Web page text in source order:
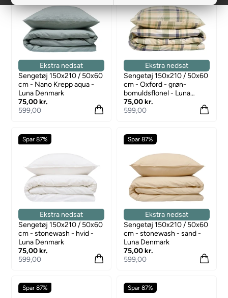
Ekstra nedsat
Sengetøj 150x210 / 50x60
cm - Nano Krepp aqua -
Luna Denmark
75,00 kr.
599,00
Ekstra nedsat
Sengetøj 150x210 / 50x60
cm - Oxford - grøn-
bomuldsflonel - Luna
Denmark
75,00 kr.
599,00
Spar 87%
Ekstra nedsat
Sengetøj 150x210 / 50x60
cm - stonewash - hvid -
Luna Denmark
75,00 kr.
599,00
Spar 87%
Ekstra nedsat
Sengetøj 150x210 / 50x60
cm - stonewash - sand -
Luna Denmark
75,00 kr.
599,00
Spar 87% Spar 87%